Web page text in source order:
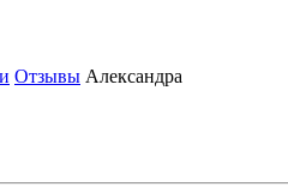
Отзывы Александра